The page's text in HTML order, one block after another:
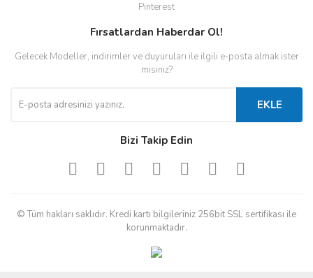
Pinterest
Fırsatlardan Haberdar Ol!
Gelecek Modeller, indirimler ve duyuruları ile ilgili e-posta almak ister
misiniz?
EKLE
Bizi Takip Edin
© Tüm hakları saklıdır. Kredi kartı bilgileriniz 256bit SSL sertifikası ile
korunmaktadır.